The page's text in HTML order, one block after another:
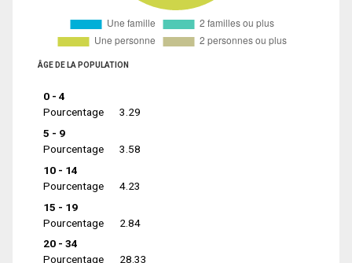
ÂGE DE LA POPULATION
0 - 4
Pourcentage
3.29
5 - 9
Pourcentage
3.58
10 - 14
Pourcentage
4.23
15 - 19
Pourcentage
2.84
20 - 34
Pourcentage
28.33